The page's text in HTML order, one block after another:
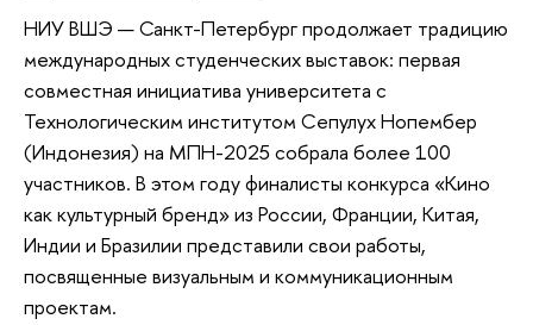
НИУ ВШЭ — Санкт-Петербург продолжает традицию
международных студенческих выставок: первая
совместная инициатива университета с
Технологическим институтом Сепулух Нопембер
(Индонезия) на МПН-2025 собрала более 100
участников. В этом году финалисты конкурса «Кино
как культурный бренд» из России, Франции, Китая,
Индии и Бразилии представили свои работы,
посвященные визуальным и коммуникационным
проектам.